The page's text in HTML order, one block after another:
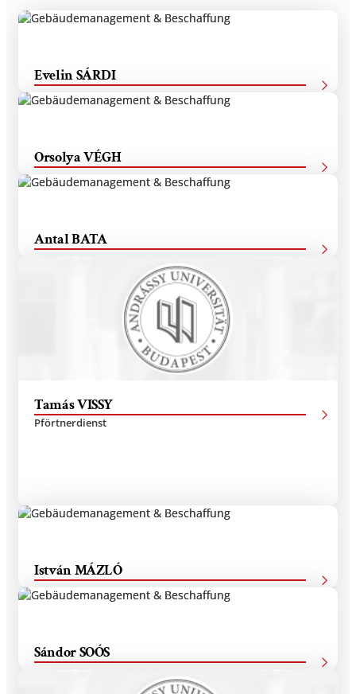
Evelin SÁRDI
Hauptreferentin für Gebäudemanagement
Orsolya VÉGH
Hauptreferentin für Logistik und Beschaffung
Antal BATA
Tamás VISSY
Pförtnerdienst
István MÁZLÓ
Pförtnerdienst
Sándor SOÓS